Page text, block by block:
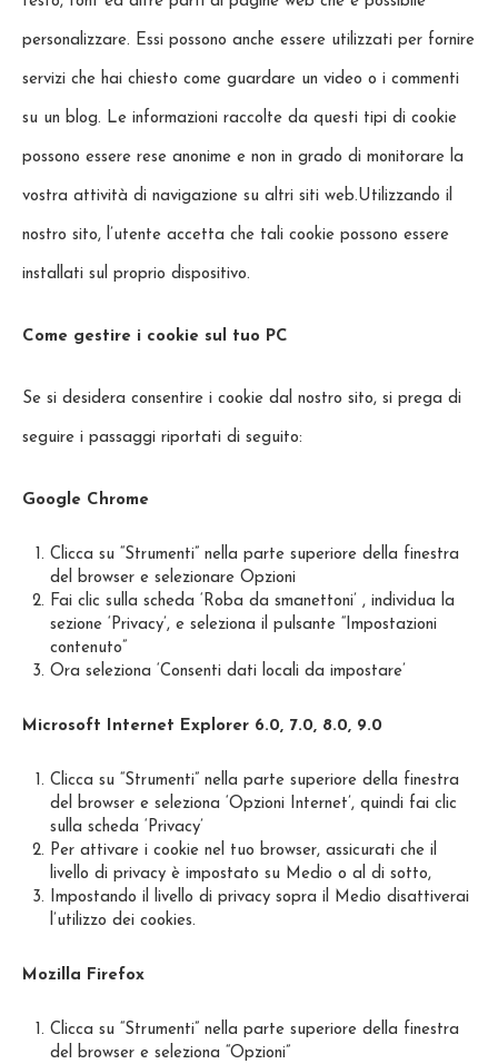
personalizzare. Essi possono anche essere utilizzati per fornire
servizi che hai chiesto come guardare un video o i commenti
su un blog. Le informazioni raccolte da questi tipi di cookie
possono essere rese anonime e non in grado di monitorare la
vostra attività di navigazione su altri siti web.Utilizzando il
nostro sito, l’utente accetta che tali cookie possono essere
installati sul proprio dispositivo.
Come gestire i cookie sul tuo PC
Se si desidera consentire i cookie dal nostro sito, si prega di
seguire i passaggi riportati di seguito:
Google Chrome
Clicca su “Strumenti” nella parte superiore della finestra
del browser e selezionare Opzioni
Fai clic sulla scheda ‘Roba da smanettoni’ , individua la
sezione ‘Privacy’, e seleziona il pulsante “Impostazioni
contenuto”
Ora seleziona ‘Consenti dati locali da impostare’
Microsoft Internet Explorer 6.0, 7.0, 8.0, 9.0
Clicca su “Strumenti” nella parte superiore della finestra
del browser e seleziona ‘Opzioni Internet’, quindi fai clic
sulla scheda ‘Privacy’
Per attivare i cookie nel tuo browser, assicurati che il
livello di privacy è impostato su Medio o al di sotto,
Impostando il livello di privacy sopra il Medio disattiverai
l’utilizzo dei cookies.
Mozilla Firefox
Clicca su “Strumenti” nella parte superiore della finestra
del browser e seleziona “Opzioni”